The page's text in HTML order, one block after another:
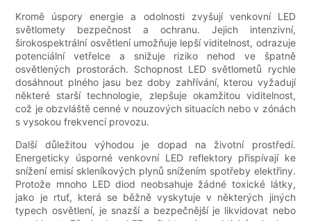
Kromě úspory energie a odolnosti zvyšují venkovní LED
světlomety bezpečnost a ochranu. Jejich intenzivní,
širokospektrální osvětlení umožňuje lepší viditelnost, odrazuje
potenciální vetřelce a snižuje riziko nehod ve špatně
osvětlených prostorách. Schopnost LED světlometů rychle
dosáhnout plného jasu bez doby zahřívání, kterou vyžadují
některé starší technologie, zlepšuje okamžitou viditelnost,
což je obzvláště cenné v nouzových situacích nebo v zónách
s vysokou frekvencí provozu.
Další důležitou výhodou je dopad na životní prostředí.
Energeticky úsporné venkovní LED reflektory přispívají ke
snížení emisí skleníkových plynů snížením spotřeby elektřiny.
Protože mnoho LED diod neobsahuje žádné toxické látky,
jako je rtuť, která se běžně vyskytuje v některých jiných
typech osvětlení, je snazší a bezpečnější je likvidovat nebo